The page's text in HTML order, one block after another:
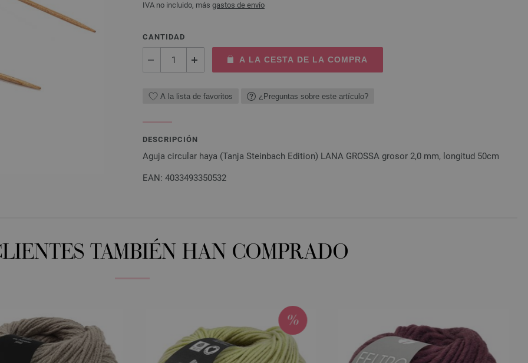
IVA no incluido, más gastos de envío
CANTIDAD
A LA CESTA DE LA COMPRA
A la lista de favoritos ¿Preguntas sobre este artículo?
DESCRIPCIÓN
Aguja circular haya (Tanja Steinbach Edition) LANA GROSSA grosor 2,0 mm, longitud 50cm
EAN: 4033493350532
TAMBIÉN HAN COMPRADO